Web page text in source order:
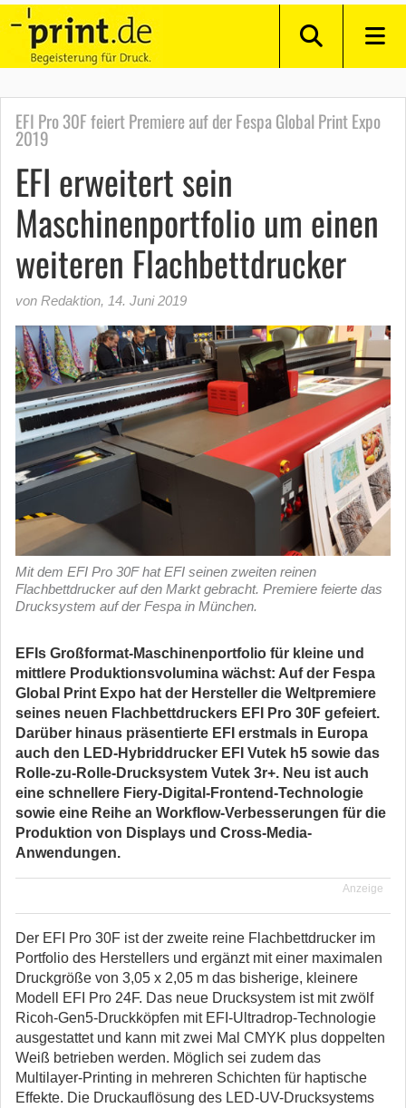
EFI Pro 30F feiert Premiere auf der Fespa Global Print Expo
2019
EFI erweitert sein
Maschinenportfolio um einen
weiteren Flachbettdrucker
von Redaktion, 14. Juni 2019
Mit dem EFI Pro 30F hat EFI seinen zweiten reinen
Flachbettdrucker auf den Markt gebracht. Premiere feierte das
Drucksystem auf der Fespa in München.
EFIs Großformat-Maschinenportfolio für kleine und
mittlere Produktionsvolumina wächst: Auf der Fespa
Global Print Expo hat der Hersteller die Weltpremiere
seines neuen Flachbettdruckers EFI Pro 30F gefeiert.
Darüber hinaus präsentierte EFI erstmals in Europa
auch den LED-Hybriddrucker EFI Vutek h5 sowie das
Rolle-zu-Rolle-Drucksystem Vutek 3r+. Neu ist auch
eine schnellere Fiery-Digital-Frontend-Technologie
sowie eine Reihe an Workflow-Verbesserungen für die
Produktion von Displays und Cross-Media-
Anwendungen.
Anzeige
Der EFI Pro 30F ist der zweite reine Flachbettdrucker im
Portfolio des Herstellers und ergänzt mit einer maximalen
Druckgröße von 3,05 x 2,05 m das bisherige, kleinere
Modell EFI Pro 24F. Das neue Drucksystem ist mit zwölf
Ricoh-Gen5-Druckköpfen mit EFI-Ultradrop-Technologie
ausgestattet und kann mit zwei Mal CMYK plus doppelten
Weiß betrieben werden. Möglich sei zudem das
Multilayer-Printing in mehreren Schichten für haptische
Effekte. Die Druckauflösung des LED-UV-Drucksystems